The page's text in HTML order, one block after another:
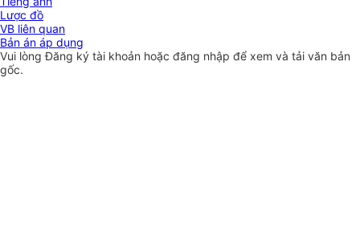
Lược đồ
VB liên quan
Bản án áp dụng
Vui lòngĐăng ký tài khoản hoặc đăng nhập để xem và tải văn bản
gốc.